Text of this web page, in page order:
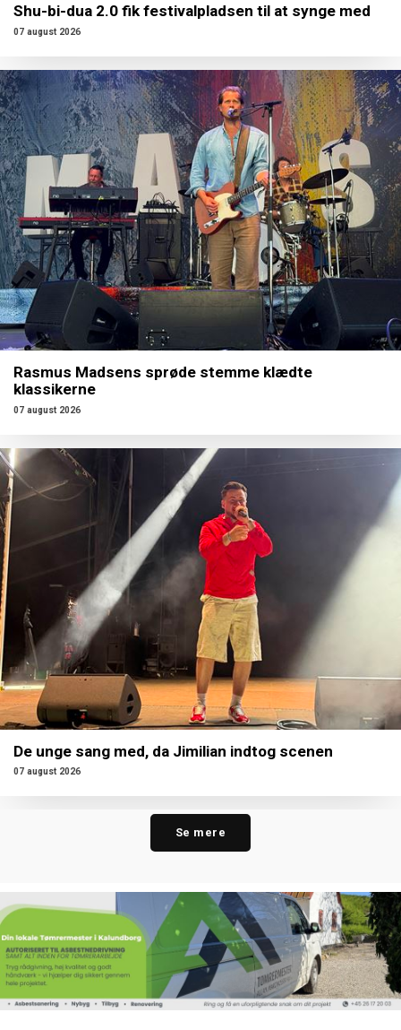
Shu-bi-dua 2.0 fik festivalpladsen til at synge med
07 august 2026
Rasmus Madsens sprøde stemme klædte
klassikerne
07 august 2026
De unge sang med, da Jimilian indtog scenen
07 august 2026
Se mere